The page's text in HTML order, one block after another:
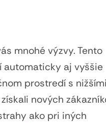
mnohé výzvy. Tento
automaticky aj vyššie
prostredí s nižšími
nových
ako pri iných